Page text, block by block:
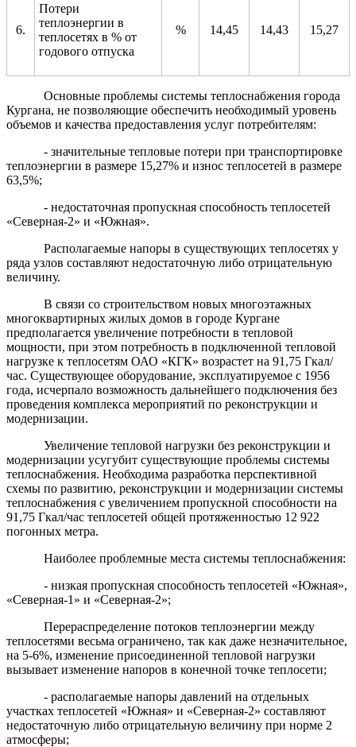
6.
Потери
теплоэнергии в
теплосетях в % от
годового отпуска
% 14,45 14,43 15,27
Основные проблемы системы теплоснабжения города
Кургана, не позволяющие обеспечить необходимый уровень
объемов и качества предоставления услуг потребителям:
- значительные тепловые потери при транспортировке
теплоэнергии в размере 15,27% и износ теплосетей в размере
63,5%;
- недостаточная пропускная способность теплосетей
«Северная-2» и «Южная».
Располагаемые напоры в существующих теплосетях у
ряда узлов составляют недостаточную либо отрицательную
величину.
В связи со строительством новых многоэтажных
многоквартирных жилых домов в городе Кургане
предполагается увеличение потребности в тепловой
мощности, при этом потребность в подключенной тепловой
нагрузке к теплосетям ОАО «КГК» возрастет на 91,75 Гкал/
час. Существующее оборудование, эксплуатируемое с 1956
года, исчерпало возможность дальнейшего подключения без
проведения комплекса мероприятий по реконструкции и
модернизации.
Увеличение тепловой нагрузки без реконструкции и
модернизации усугубит существующие проблемы системы
теплоснабжения. Необходима разработка перспективной
схемы по развитию, реконструкции и модернизации системы
теплоснабжения с увеличением пропускной способности на
91,75 Гкал/час теплосетей общей протяженностью 12 922
погонных метра.
Наиболее проблемные места системы теплоснабжения:
- низкая пропускная способность теплосетей «Южная»,
«Северная-1» и «Северная-2»;
Перераспределение потоков теплоэнергии между
теплосетями весьма ограничено, так как даже незначительное,
на 5-6%, изменение присоединенной тепловой нагрузки
вызывает изменение напоров в конечной точке теплосети;
- располагаемые напоры давлений на отдельных
участках теплосетей «Южная» и «Северная-2» составляют
недостаточную либо отрицательную величину при норме 2
атмосферы;